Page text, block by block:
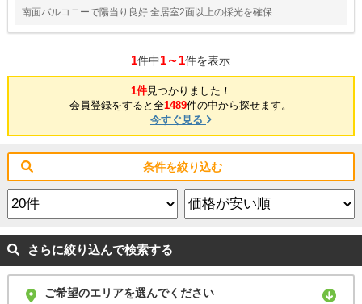
南面バルコニーで陽当り良好 全居室2面以上の採光を確保
1件中1～1件を表示
1件見つかりました！
会員登録をすると全1489件の中から探せます。
今すぐ見る
条件を絞り込む
さらに絞り込んで検索する
ご希望のエリアを選んでください